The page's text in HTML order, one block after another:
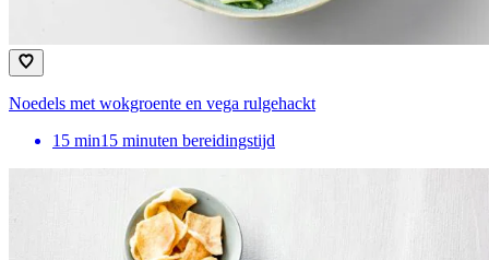
Noedels met wokgroente en vega rulgehackt
15 min15 minuten bereidingstijd